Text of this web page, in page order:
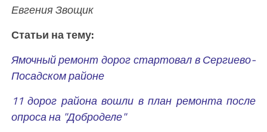
Евгения Звощик
Статьи на тему:
Ямочный ремонт дорог стартовал в Сергиево-
Посадском районе
11 дорог района вошли в план ремонта после
опроса на "Доброделе"